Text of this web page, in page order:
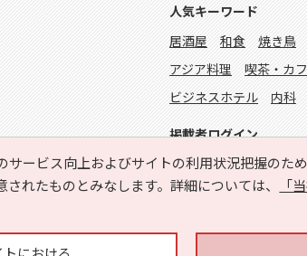
サービス向上およびサイトの利用状況把握のた
れたものとみなします。詳細については、
「
人気キーワード
居酒屋
和食 焼き鳥
アジア料理
喫茶・カ
ビジネスホテル
内科
掲載者ログイン